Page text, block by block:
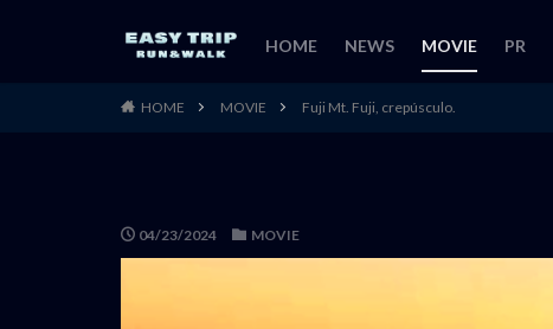
HOME NEWS MOVIE PR
HOME MOVIE Fuji Mt. Fuji, crepúsculo.
04/23/2024 MOVIE